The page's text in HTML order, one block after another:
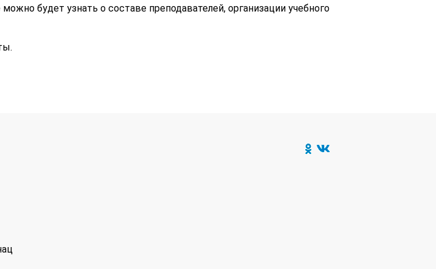
будет узнать о составе преподавателей, организации учебного